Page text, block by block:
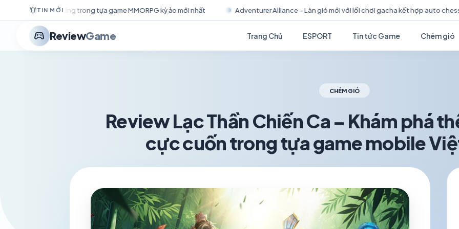
notifications_activeTIN MỚI
MMORPG kỳ ảo mới nhất Adventurer Alliance – Làn gió mới với lối chơi gacha kết hợp auto chess siêu cuốn Nightpaws:
stadia_controller ReviewGame Trang Chủ ESPORT Tin tức Game Chém gió
CHÉM GIÓ
Review Lạc Thần Chiến Ca – Khám phá
cực cuốn trong tựa game mobile